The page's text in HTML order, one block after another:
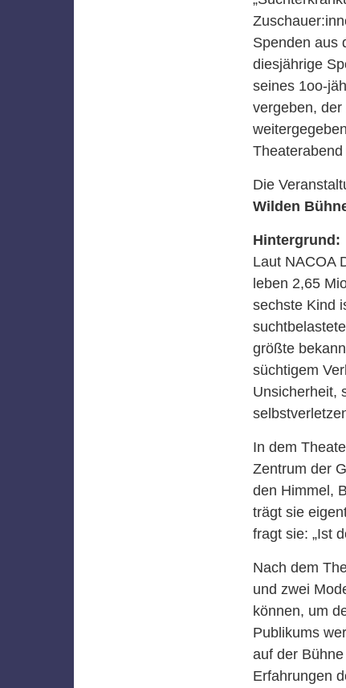
Spenden aus
diesjährige
seines 1oo-
vergeben,
Die
Wilden
Hintergrund:
Laut NACOA
leben 2,65
sechste Kind
größte
süchtigem
Unsicherheit,
In dem
Zentrum der
den Himmel,
trägt sie
fragt sie: „Ist
Nach dem
und zwei
können, um
Publikums
auf der
Erfahrungen